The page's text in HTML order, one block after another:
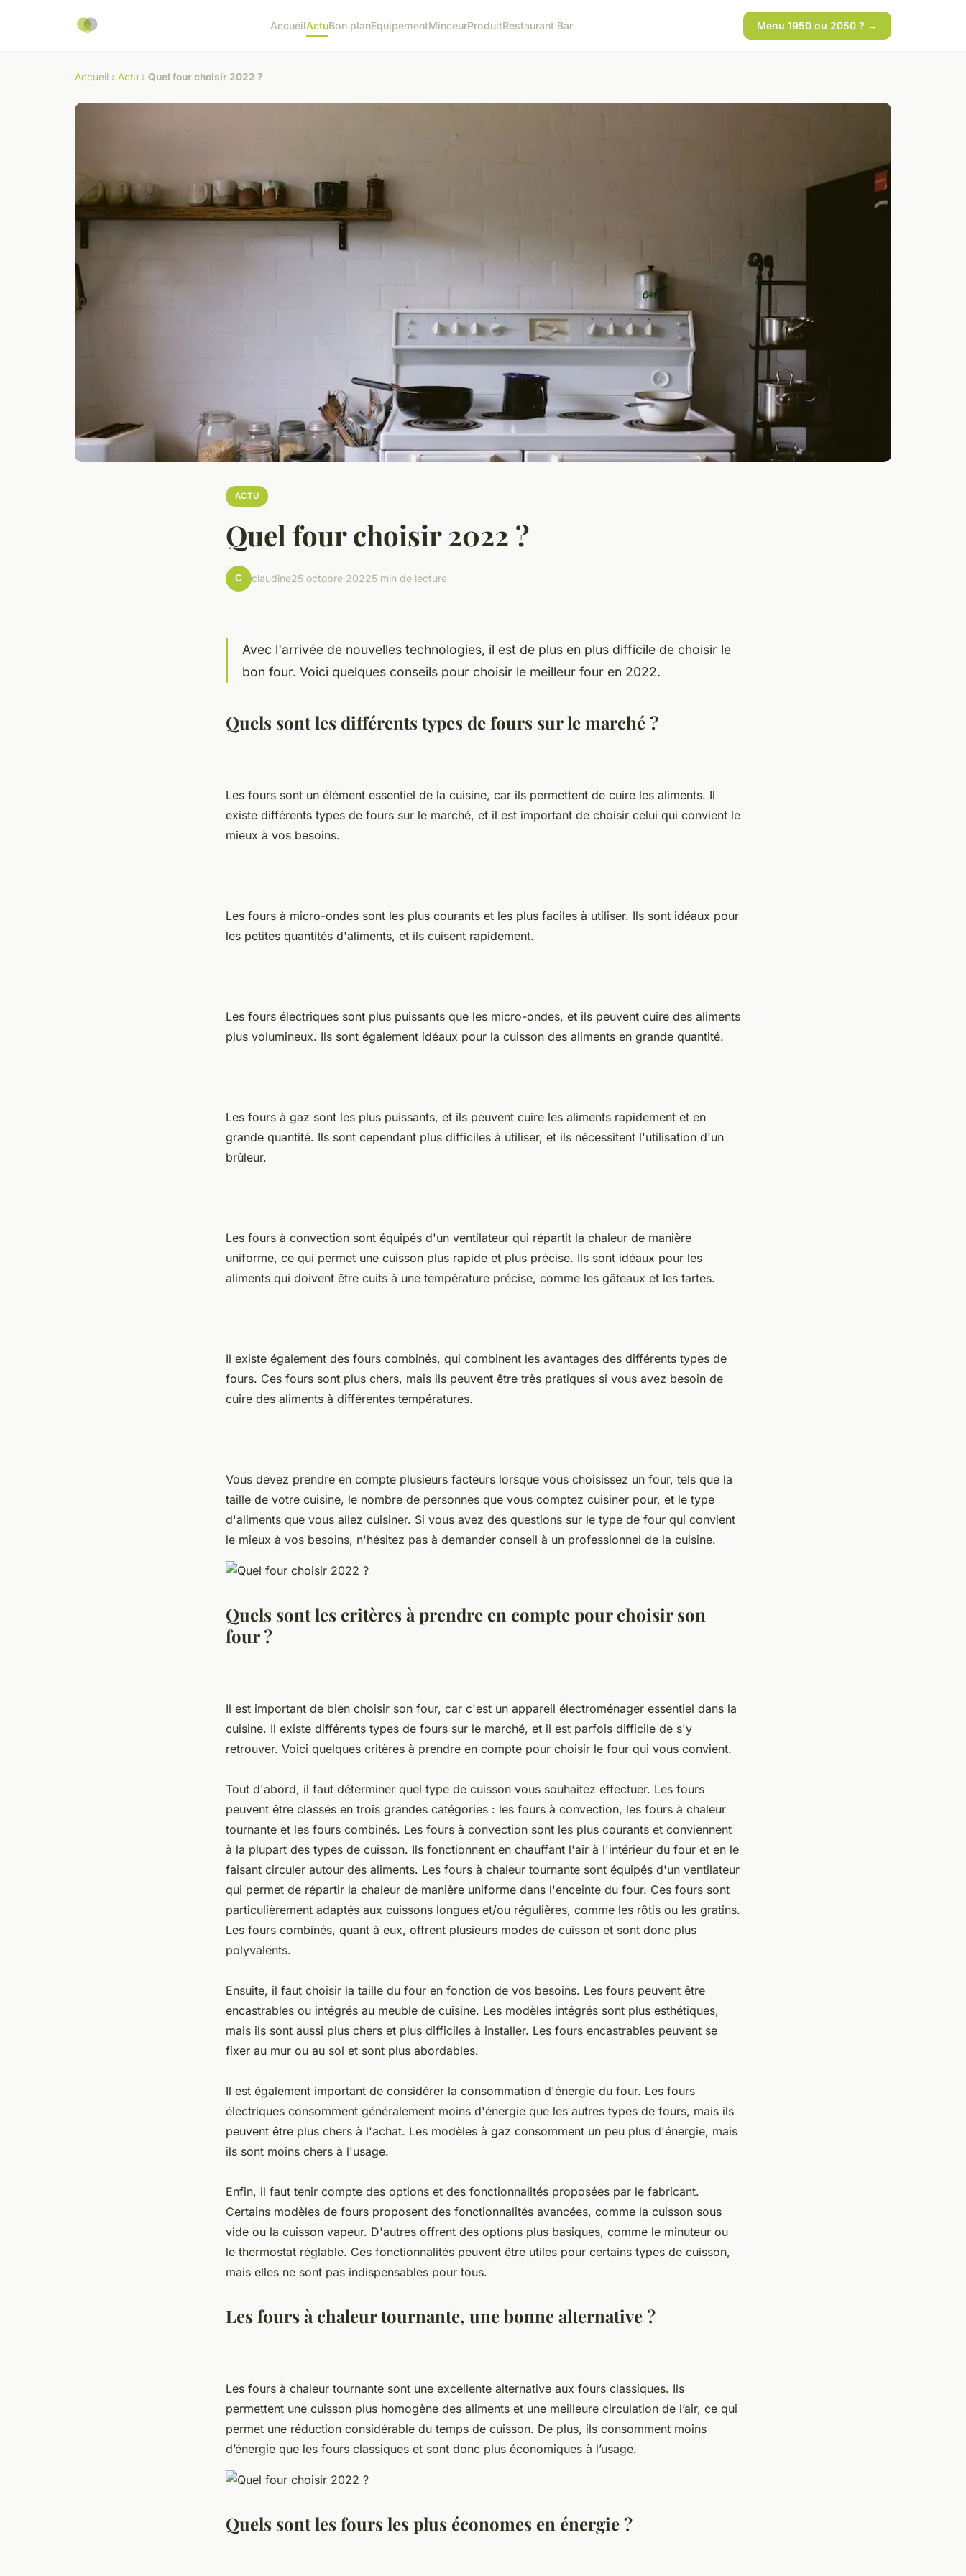
AccueilActuBon planEquipementMinceurProduitRestaurant Bar Menu 1950 ou 2050 ? →
Accueil › Actu › Quel four choisir 2022 ?
ACTU
Quel four choisir 2022 ?
C claudine25 octobre 20225 min de lecture
Avec l'arrivée de nouvelles technologies, il est de plus en plus difficile de choisir le
bon four. Voici quelques conseils pour choisir le meilleur four en 2022.
Quels sont les différents types de fours sur le marché ?
Les fours sont un élément essentiel de la cuisine, car ils permettent de cuire les aliments. Il
existe différents types de fours sur le marché, et il est important de choisir celui qui convient le
mieux à vos besoins.
Les fours à micro-ondes sont les plus courants et les plus faciles à utiliser. Ils sont idéaux pour
les petites quantités d'aliments, et ils cuisent rapidement.
Les fours électriques sont plus puissants que les micro-ondes, et ils peuvent cuire des aliments
plus volumineux. Ils sont également idéaux pour la cuisson des aliments en grande quantité.
Les fours à gaz sont les plus puissants, et ils peuvent cuire les aliments rapidement et en
grande quantité. Ils sont cependant plus difficiles à utiliser, et ils nécessitent l'utilisation d'un
brûleur.
Les fours à convection sont équipés d'un ventilateur qui répartit la chaleur de manière
uniforme, ce qui permet une cuisson plus rapide et plus précise. Ils sont idéaux pour les
aliments qui doivent être cuits à une température précise, comme les gâteaux et les tartes.
Il existe également des fours combinés, qui combinent les avantages des différents types de
fours. Ces fours sont plus chers, mais ils peuvent être très pratiques si vous avez besoin de
cuire des aliments à différentes températures.
Vous devez prendre en compte plusieurs facteurs lorsque vous choisissez un four, tels que la
taille de votre cuisine, le nombre de personnes que vous comptez cuisiner pour, et le type
d'aliments que vous allez cuisiner. Si vous avez des questions sur le type de four qui convient
le mieux à vos besoins, n'hésitez pas à demander conseil à un professionnel de la cuisine.
Quels sont les critères à prendre en compte pour choisir son
four ?
Il est important de bien choisir son four, car c'est un appareil électroménager essentiel dans la
cuisine. Il existe différents types de fours sur le marché, et il est parfois difficile de s'y
retrouver. Voici quelques critères à prendre en compte pour choisir le four qui vous convient.
Tout d'abord, il faut déterminer quel type de cuisson vous souhaitez effectuer. Les fours
peuvent être classés en trois grandes catégories : les fours à convection, les fours à chaleur
tournante et les fours combinés. Les fours à convection sont les plus courants et conviennent
à la plupart des types de cuisson. Ils fonctionnent en chauffant l'air à l'intérieur du four et en le
faisant circuler autour des aliments. Les fours à chaleur tournante sont équipés d'un ventilateur
qui permet de répartir la chaleur de manière uniforme dans l'enceinte du four. Ces fours sont
particulièrement adaptés aux cuissons longues et/ou régulières, comme les rôtis ou les gratins.
Les fours combinés, quant à eux, offrent plusieurs modes de cuisson et sont donc plus
polyvalents.
Ensuite, il faut choisir la taille du four en fonction de vos besoins. Les fours peuvent être
encastrables ou intégrés au meuble de cuisine. Les modèles intégrés sont plus esthétiques,
mais ils sont aussi plus chers et plus difficiles à installer. Les fours encastrables peuvent se
fixer au mur ou au sol et sont plus abordables.
Il est également important de considérer la consommation d'énergie du four. Les fours
électriques consomment généralement moins d'énergie que les autres types de fours, mais ils
peuvent être plus chers à l'achat. Les modèles à gaz consomment un peu plus d'énergie, mais
ils sont moins chers à l'usage.
Enfin, il faut tenir compte des options et des fonctionnalités proposées par le fabricant.
Certains modèles de fours proposent des fonctionnalités avancées, comme la cuisson sous
vide ou la cuisson vapeur. D'autres offrent des options plus basiques, comme le minuteur ou
le thermostat réglable. Ces fonctionnalités peuvent être utiles pour certains types de cuisson,
mais elles ne sont pas indispensables pour tous.
Les fours à chaleur tournante, une bonne alternative ?
Les fours à chaleur tournante sont une excellente alternative aux fours classiques. Ils
permettent une cuisson plus homogène des aliments et une meilleure circulation de l’air, ce qui
permet une réduction considérable du temps de cuisson. De plus, ils consomment moins
d’énergie que les fours classiques et sont donc plus économiques à l’usage.
Quels sont les fours les plus économes en énergie ?